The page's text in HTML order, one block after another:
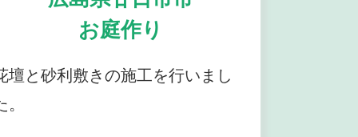
お庭作り
壇と砂利敷きの施工を行いまし
。